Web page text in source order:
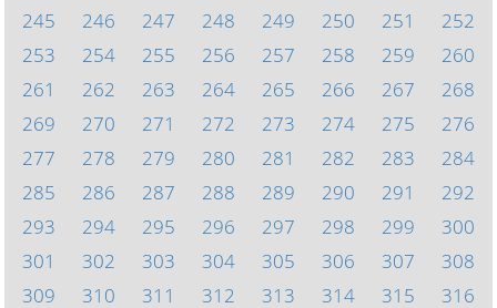
245
246 247 248 249 250 251
252
253
254 255 256 257 258 259
260
261
262 263 264 265 266 267
268
269
270 271 272 273 274 275
276
277
278 279 280 281 282 283
284
285
286 287 288 289 290 291
292
293
294 295 296 297 298 299
300
301
302 303 304 305 306 307
308
309
310 311 312 313 314 315
316